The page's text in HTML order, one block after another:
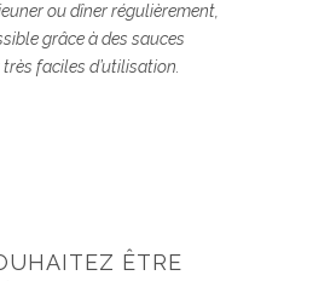
ou dîner régulièrement,
grâce à des sauces
faciles d’utilisation.
ÊTRE